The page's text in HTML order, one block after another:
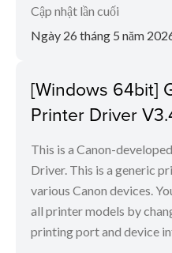
Cập nhật lần cuối
Ngày 26 tháng 5 năm
[Windows 64bit]
Printer Driver
This is a Canon-
Driver. This is a generic
various Canon devices.
all printer models by
printing port and device